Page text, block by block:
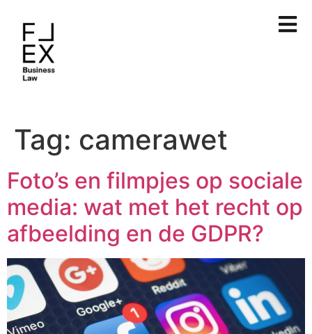
Tag: camerawet
Foto’s en filmpjes op sociale
media: wat met het recht op
afbeelding en de GDPR?